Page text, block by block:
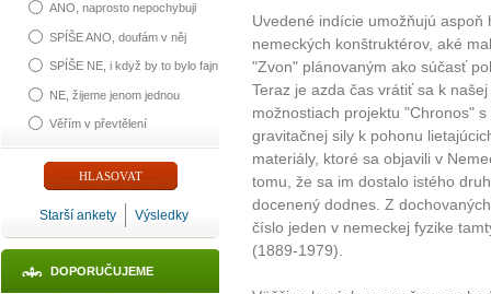
ANO, naprosto nepochybuji
SPÍŠE ANO, doufám v něj
SPÍŠE NE, i když by to bylo fajn
NE, žijeme jenom jednou
Věřím v převtělení
Starší ankety Výsledky
DOPORUČUJEME
Uvedené indície umožňujú
nemeckých konštruktérov, aké
"Zvon" plánovaným ako súčasť
Teraz je azda čas vrátiť sa k
možnostiach projektu "Chronos"
gravitačnej sily k pohonu
materiály, ktoré sa objavili v
tomu, že sa im dostalo istého
docenený dodnes. Z
číslo jeden v nemeckej fyzike
(1889-1979).